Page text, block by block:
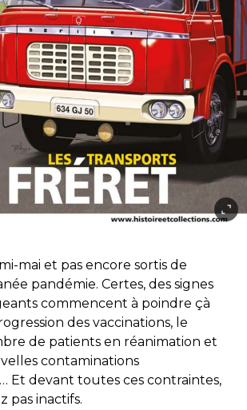
mai et pas encore sortis de
pandémie. Certes, des signes
commencent à poindre çà
des vaccinations, le
de patients en réanimation et
contaminations
Et devant toutes ces contraintes,
pas inactifs.